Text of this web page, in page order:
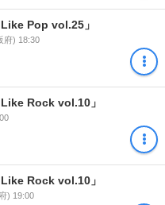
Pop vol.25」
府) 18:30
Rock vol.10」
Rock vol.10」
) 19:00